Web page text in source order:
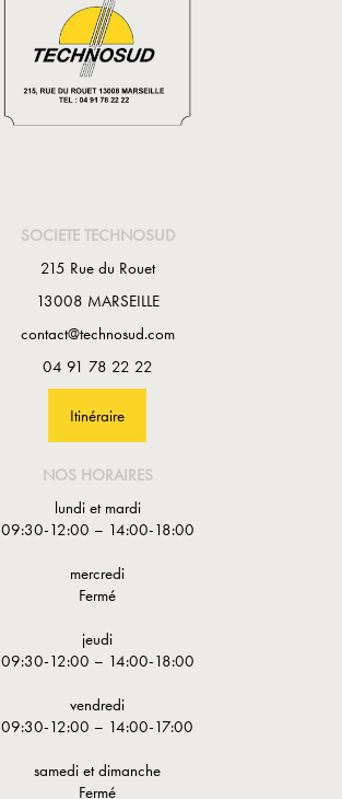
SOCIETE TECHNOSUD
215 Rue du Rouet
13008 MARSEILLE
contact@technosud.com
04 91 78 22 22
Itinéraire
NOS HORAIRES
lundi et mardi
09:30-12:00 – 14:00-18:00
mercredi
Fermé
jeudi
09:30-12:00 – 14:00-18:00
vendredi
09:30-12:00 – 14:00-17:00
samedi et dimanche
Fermé